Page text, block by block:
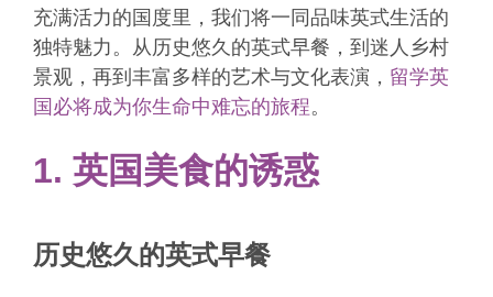
充满活力的国度里，我们将一同品味英式生活的
独特魅力。从历史悠久的英式早餐，到迷人乡村
景观，再到丰富多样的艺术与文化表演， 留学英
国必将成为你生命中难忘的旅程。
1. 英国美食的诱惑
历史悠久的英式早餐